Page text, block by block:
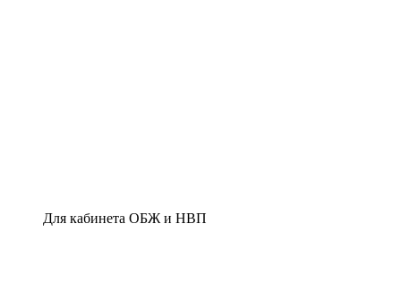
Для кабинета ОБЖ и НВП